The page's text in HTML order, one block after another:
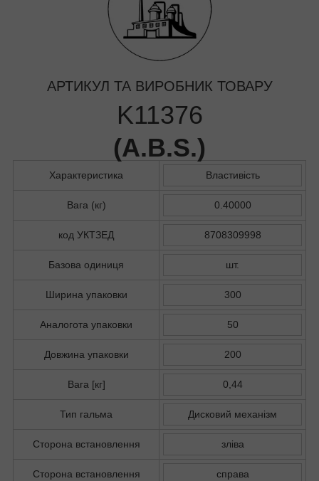
АРТИКУЛ ТА ВИРОБНИК ТОВАРУ
K11376
(A.B.S.)
Характеристика Властивість
Вага (кг) 0.40000
код УКТЗЕД 8708309998
Базова одиниця шт.
Ширина упаковки 300
Аналогота упаковки 50
Довжина упаковки 200
Вага [кг] 0,44
Тип гальма Дисковий механізм
Сторона встановлення зліва
Сторона встановлення справа